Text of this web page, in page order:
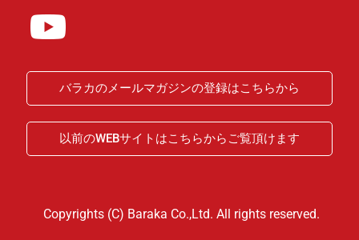
バラカのメールマガジンの登録はこちらから
以前のWEBサイトはこちらからご覧頂けます
Copyrights (C) Baraka Co.,Ltd. All rights reserved.